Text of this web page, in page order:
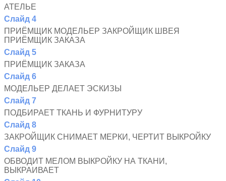
АТЕЛЬЕ
Слайд 4
ПРИЁМЩИК МОДЕЛЬЕР ЗАКРОЙЩИК ШВЕЯ
ПРИЁМЩИК ЗАКАЗА
Слайд 5
ПРИЁМЩИК ЗАКАЗА
Слайд 6
МОДЕЛЬЕР ДЕЛАЕТ ЭСКИЗЫ
Слайд 7
ПОДБИРАЕТ ТКАНЬ И ФУРНИТУРУ
Слайд 8
ЗАКРОЙЩИК СНИМАЕТ МЕРКИ, ЧЕРТИТ ВЫКРОЙКУ
Слайд 9
ОБВОДИТ МЕЛОМ ВЫКРОЙКУ НА ТКАНИ,
ВЫКРАИВАЕТ